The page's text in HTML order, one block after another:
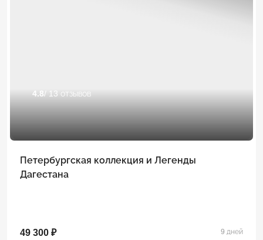
4.8/ 13 отзывов
Петербургская коллекция и Легенды
Дагестана
49 300 ₽ 9 дней